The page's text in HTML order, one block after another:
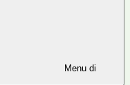
Menu di